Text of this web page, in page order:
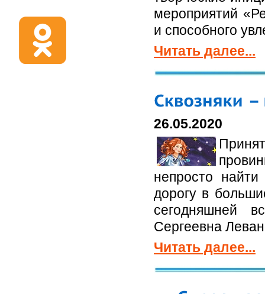
мероприятий
и способного
Читать далее...
26.05.2020
непросто
дорогу в
сегодняшней
Сергеевна
Читать далее...